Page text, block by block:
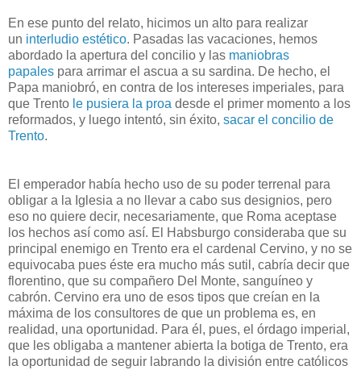
En ese punto del relato, hicimos un alto para realizar
un interludio estético. Pasadas las vacaciones, hemos
abordado la apertura del concilio y las maniobras
papales para arrimar el ascua a su sardina. De hecho, el
Papa maniobró, en contra de los intereses imperiales, para
que Trento le pusiera la proa desde el primer momento a los
reformados, y luego intentó, sin éxito, sacar el concilio de
Trento.
El emperador había hecho uso de su poder terrenal para
obligar a la Iglesia a no llevar a cabo sus designios, pero
eso no quiere decir, necesariamente, que Roma aceptase
los hechos así como así. El Habsburgo consideraba que su
principal enemigo en Trento era el cardenal Cervino, y no se
equivocaba pues éste era mucho más sutil, cabría decir que
florentino, que su compañero Del Monte, sanguíneo y
cabrón. Cervino era uno de esos tipos que creían en la
máxima de los consultores de que un problema es, en
realidad, una oportunidad. Para él, pues, el órdago imperial,
que les obligaba a mantener abierta la botiga de Trento, era
la oportunidad de seguir labrando la división entre católicos